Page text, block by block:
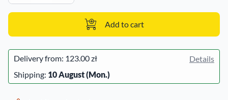
Add to cart
Delivery from: 123.00 zł
Details
Shipping: 10 August (Mon.)